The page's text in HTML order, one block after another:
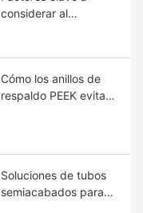
considerar al
Cómo los anillos de
respaldo PEEK evitan
Soluciones de tubos
semiacabados para